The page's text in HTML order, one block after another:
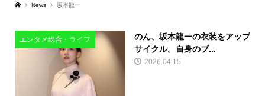
News 坂本龍一
エンタメ総合・ライフ
のん、坂本龍一の衣装をアップ
サイクル。自身のブ...
2026.04.15